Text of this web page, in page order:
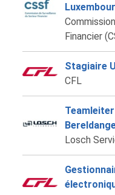
Financier
Stagiaire
CFL
Losch